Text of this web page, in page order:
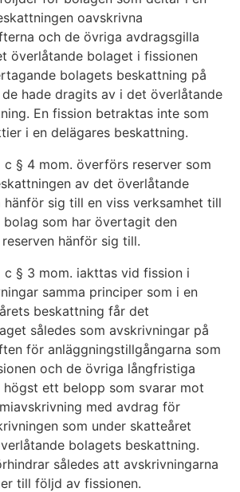
oavskrivna
och de övriga avdragsgilla
överlåtande bolaget i fissionen
bolagets beskattning på
hade dragits av i det överlåtande
En fission betraktas inte som
i en delägares beskattning.
c § 4 mom. överförs reserver som
av det överlåtande
sig till en viss verksamhet till
som har övertagit den
hänför sig till.
c § 3 mom. iakttas vid fission i
samma principer som i en
beskattning får det
således som avskrivningar på
för anläggningstillgångarna som
och de övriga långfristiga
ett belopp som svarar mot
med avdrag för
som under skatteåret
bolagets beskattning.
således att avskrivningarna
till följd av fissionen.